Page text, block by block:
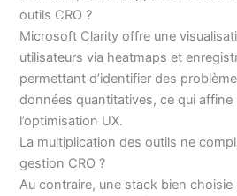
outils CRO ?
Microsoft Clarity offre une
utilisateurs via heatmaps et
permettant d’identifier des
données quantitatives, ce qui
l’optimisation UX.
La multiplication des outils ne
gestion CRO ?
Au contraire, une stack bien choisie